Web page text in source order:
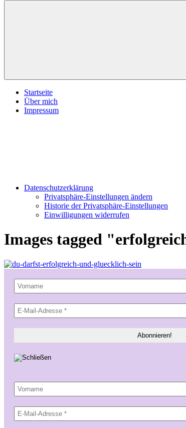
Menü
Startseite
Über mich
Impressum
Datenschutzerklärung
Privatsphäre-Einstellungen ändern
Historie der Privatsphäre-Einstellungen
Einwilligungen widerrufen
Images tagged